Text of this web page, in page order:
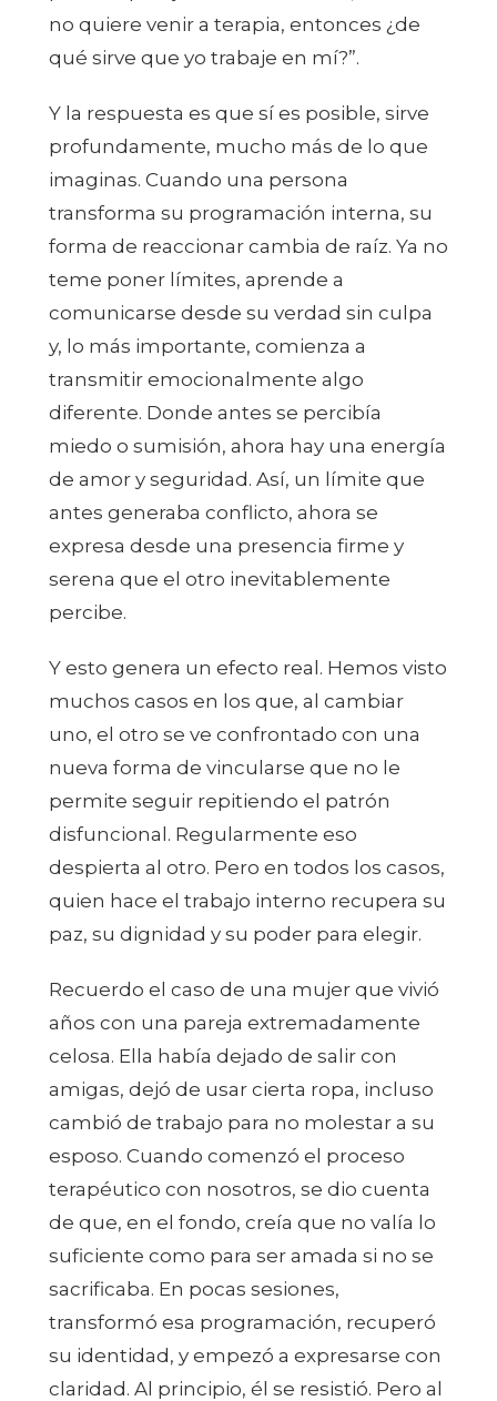
no quiere venir a terapia, entonces ¿de
qué sirve que yo trabaje en mí?”.
Y la respuesta es que sí es posible, sirve
profundamente, mucho más de lo que
imaginas. Cuando una persona
transforma su programación interna, su
forma de reaccionar cambia de raíz. Ya no
teme poner límites, aprende a
comunicarse desde su verdad sin culpa
y, lo más importante, comienza a
transmitir emocionalmente algo
diferente. Donde antes se percibía
miedo o sumisión, ahora hay una energía
de amor y seguridad. Así, un límite que
antes generaba conflicto, ahora se
expresa desde una presencia firme y
serena que el otro inevitablemente
percibe.
Y esto genera un efecto real. Hemos visto
muchos casos en los que, al cambiar
uno, el otro se ve confrontado con una
nueva forma de vincularse que no le
permite seguir repitiendo el patrón
disfuncional. Regularmente eso
despierta al otro. Pero en todos los casos,
quien hace el trabajo interno recupera su
paz, su dignidad y su poder para elegir.
Recuerdo el caso de una mujer que vivió
años con una pareja extremadamente
celosa. Ella había dejado de salir con
amigas, dejó de usar cierta ropa, incluso
cambió de trabajo para no molestar a su
esposo. Cuando comenzó el proceso
terapéutico con nosotros, se dio cuenta
de que, en el fondo, creía que no valía lo
suficiente como para ser amada si no se
sacrificaba. En pocas sesiones,
transformó esa programación, recuperó
su identidad, y empezó a expresarse con
claridad. Al principio, él se resistió. Pero al